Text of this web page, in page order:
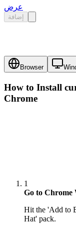
عرض
إضافة
Browser
How to Install
Chrome
1
Go to Chrome
Hit the 'Add to
Hat' pack.